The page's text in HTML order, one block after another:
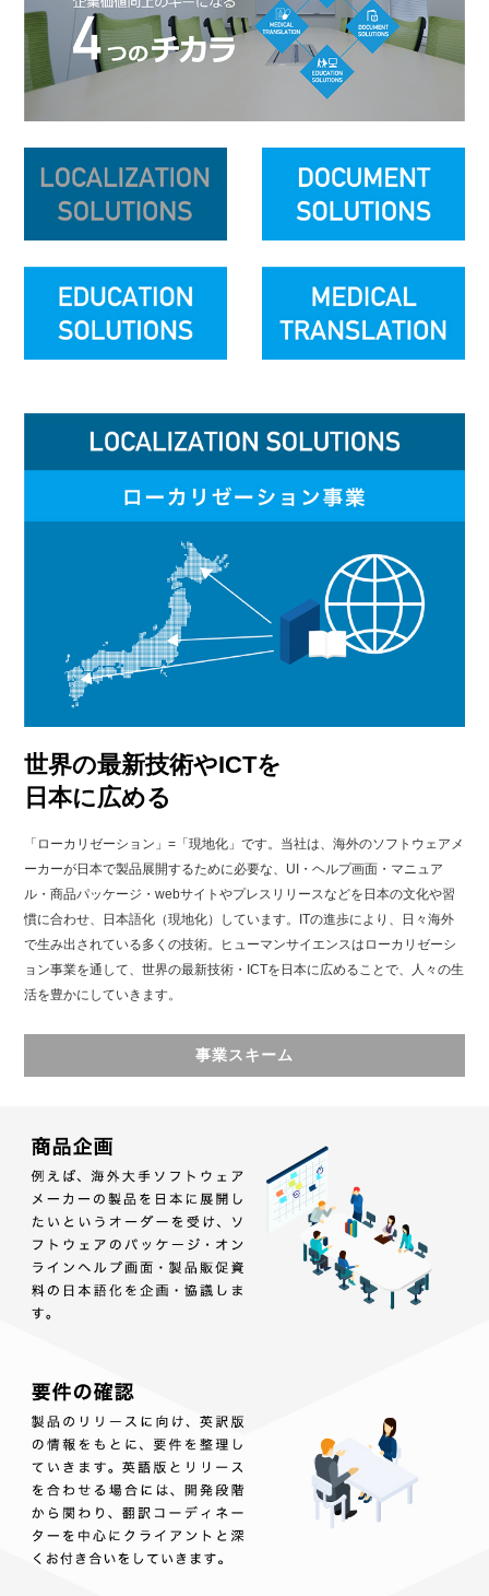
世界の最新技術やICTを
日本に広める
「ローカリゼーション」=「現地化」です。当社は、海外のソフトウェアメ
ーカーが日本で製品展開するために必要な、UI・ヘルプ画面・マニュア
ル・商品パッケージ・webサイトやプレスリリースなどを日本の文化や習
慣に合わせ、日本語化（現地化）しています。ITの進歩により、日々海外
で生み出されている多くの技術。ヒューマンサイエンスはローカリゼーシ
ョン事業を通して、世界の最新技術・ICTを日本に広めることで、人々の生
活を豊かにしていきます。
事業スキーム